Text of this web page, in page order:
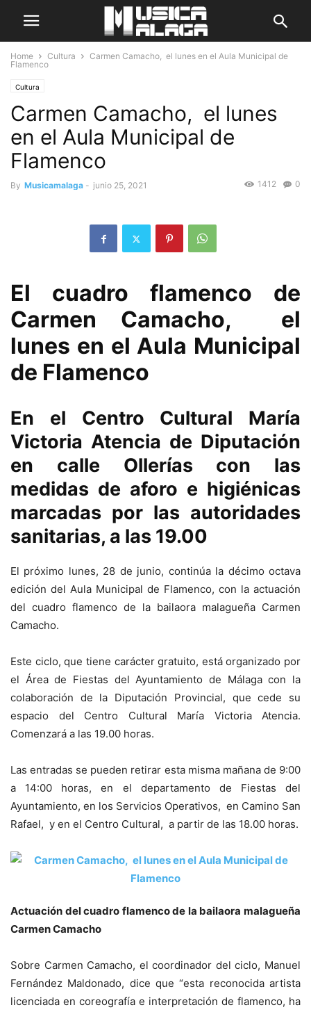
Home Cultura
Carmen Camacho, el lunes en el Aula Municipal de
Flamenco
Cultura
Carmen Camacho, el lunes
en el Aula Municipal de
Flamenco
By Musicamalaga - junio 25, 2021 0
1412
El cuadro flamenco de
Carmen Camacho, el
lunes en el Aula Municipal
de Flamenco
En el Centro Cultural María
Victoria Atencia de Diputación
en calle Ollerías con las
medidas de aforo e higiénicas
marcadas por las autoridades
sanitarias, a las 19.00
El próximo lunes, 28 de junio, continúa la décimo octava
edición del Aula Municipal de Flamenco, con la actuación
del cuadro flamenco de la bailaora malagueña Carmen
Camacho.
Este ciclo, que tiene carácter gratuito, está organizado por
el Área de Fiestas del Ayuntamiento de Málaga con la
colaboración de la Diputación Provincial, que cede su
espacio del Centro Cultural María Victoria Atencia.
Comenzará a las 19.00 horas.
Las entradas se pueden retirar esta misma mañana de 9:00
a 14:00 horas, en el departamento de Fiestas del
Ayuntamiento, en los Servicios Operativos, en Camino San
Rafael, y en el Centro Cultural, a partir de las 18.00 horas.
Actuación del cuadro flamenco de la bailaora malagueña
Carmen Camacho
Sobre Carmen Camacho, el coordinador del ciclo, Manuel
Fernández Maldonado, dice que “esta reconocida artista
licenciada en coreografía e interpretación de flamenco, ha